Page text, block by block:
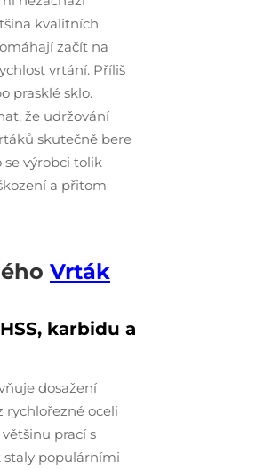
kvalitních
začít na
vrtání. Příliš
prasklé sklo.
že udržování
skutečně bere
výrobci tolik
a přitom
Vrták
karbidu a
dosažení
rychlořezné oceli
prací s
staly populárními